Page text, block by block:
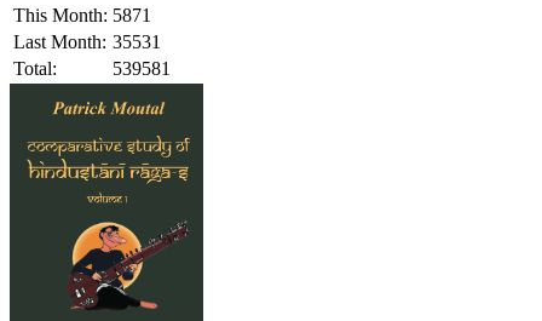
This Month: 5871
Last Month: 35531
Total:
539581